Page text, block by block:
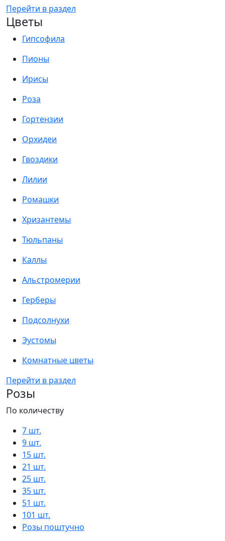
Перейти в раздел
Цветы
Гипсофила
Пионы
Ирисы
Роза
Гортензии
Орхидеи
Гвоздики
Лилии
Ромашки
Хризантемы
Тюльпаны
Каллы
Альстромерии
Герберы
Подсолнухи
Эустомы
Комнатные цветы
Перейти в раздел
Розы
По количеству
7 шт.
9 шт.
15 шт.
21 шт.
25 шт.
35 шт.
51 шт.
101 шт.
Розы поштучно